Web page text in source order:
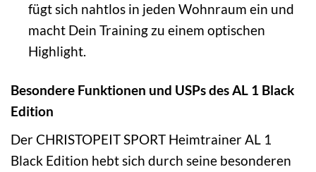
fügt sich nahtlos in jeden Wohnraum ein und
macht Dein Training zu einem optischen
Highlight.
Besondere Funktionen und USPs des AL 1 Black
Edition
Der CHRISTOPEIT SPORT Heimtrainer AL 1
Black Edition hebt sich durch seine besonderen